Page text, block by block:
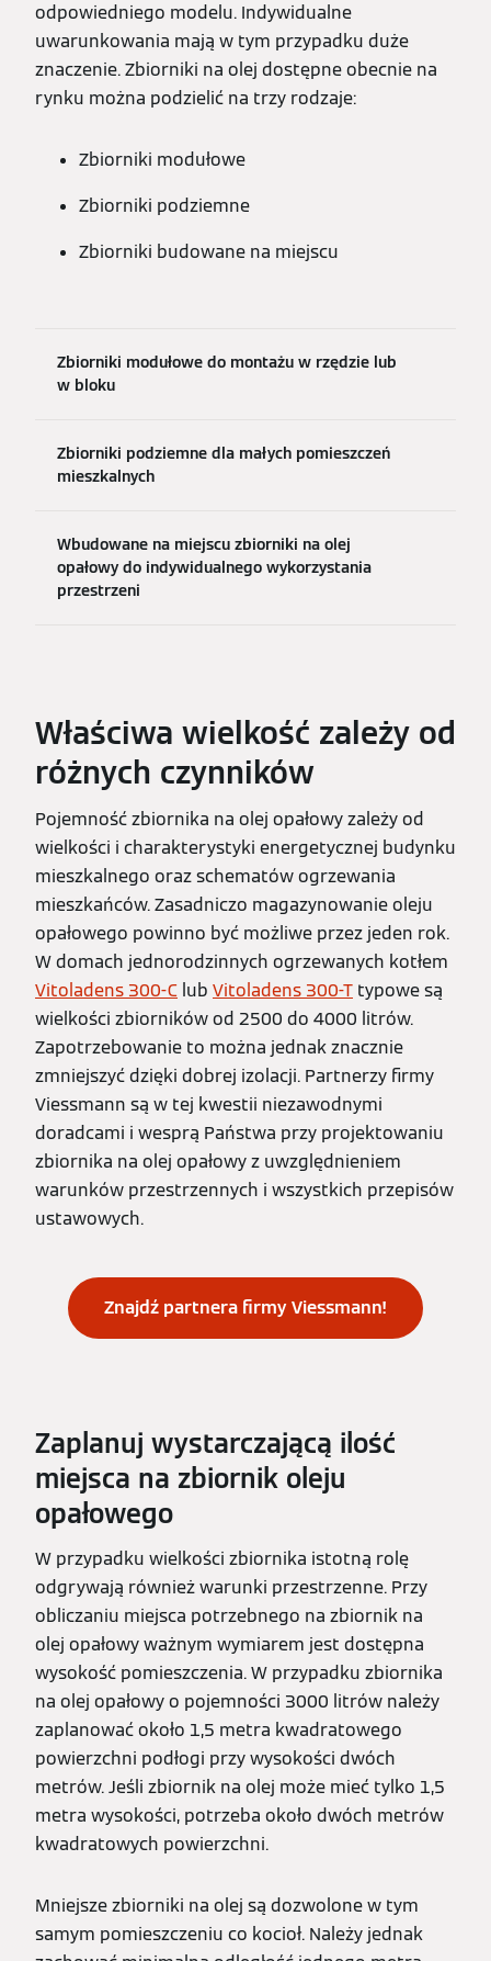
odpowiedniego modelu. Indywidualne
uwarunkowania mają w tym przypadku duże
znaczenie. Zbiorniki na olej dostępne obecnie na
rynku można podzielić na trzy rodzaje:
Zbiorniki modułowe
Zbiorniki podziemne
Zbiorniki budowane na miejscu
Zbiorniki modułowe do montażu w rzędzie lub
w bloku
Zbiorniki podziemne dla małych pomieszczeń
mieszkalnych
Wbudowane na miejscu zbiorniki na olej
opałowy do indywidualnego wykorzystania
przestrzeni
Właściwa wielkość zależy od
różnych czynników
Pojemność zbiornika na olej opałowy zależy od
wielkości i charakterystyki energetycznej budynku
mieszkalnego oraz schematów ogrzewania
mieszkańców. Zasadniczo magazynowanie oleju
opałowego powinno być możliwe przez jeden rok.
W domach jednorodzinnych ogrzewanych kotłem
Vitoladens 300-C lub Vitoladens 300-T typowe są
wielkości zbiorników od 2500 do 4000 litrów.
Zapotrzebowanie to można jednak znacznie
zmniejszyć dzięki dobrej izolacji. Partnerzy firmy
Viessmann są w tej kwestii niezawodnymi
doradcami i wesprą Państwa przy projektowaniu
zbiornika na olej opałowy z uwzględnieniem
warunków przestrzennych i wszystkich przepisów
ustawowych.
Znajdź partnera firmy Viessmann!
Zaplanuj wystarczającą ilość
miejsca na zbiornik oleju
opałowego
W przypadku wielkości zbiornika istotną rolę
odgrywają również warunki przestrzenne. Przy
obliczaniu miejsca potrzebnego na zbiornik na
olej opałowy ważnym wymiarem jest dostępna
wysokość pomieszczenia. W przypadku zbiornika
na olej opałowy o pojemności 3000 litrów należy
zaplanować około 1,5 metra kwadratowego
powierzchni podłogi przy wysokości dwóch
metrów. Jeśli zbiornik na olej może mieć tylko 1,5
metra wysokości, potrzeba około dwóch metrów
kwadratowych powierzchni.
Mniejsze zbiorniki na olej są dozwolone w tym
samym pomieszczeniu co kocioł. Należy jednak